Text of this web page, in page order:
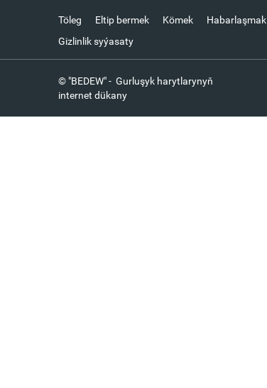
Töleg Eltip bermek Kömek
Habarlaşmak
Gizlinlik syýasaty
© "BEDEW" - Gurluşyk harytlarynyň
internet dükany